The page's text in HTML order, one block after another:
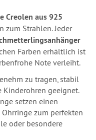
Creolen aus 925
zum Strahlen. Jeder
Farben erhältlich ist
Note verleiht.
zu tragen, stabil
geeignet.
setzen einen
zum perfekten
oder besondere